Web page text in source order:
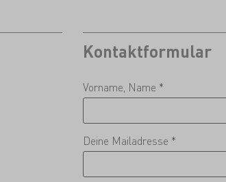
Kontaktformular
Vorname, Name *
Deine Mailadresse *